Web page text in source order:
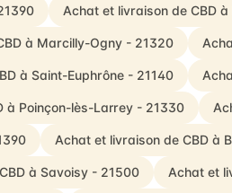
Achat et livraison de CBD
à Marcilly-Ogny - 21320
à Saint-Euphrône - 21140
à Poinçon-lès-Larrey - 21330
Achat et livraison de CBD à
à Savoisy - 21500 Achat et